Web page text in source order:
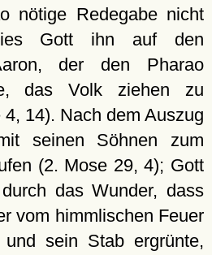
nötige Redegabe nicht
Gott ihn auf den
der den Pharao
das Volk ziehen zu
14). Nach dem Auszug
seinen Söhnen zum
(2. Mose 29, 4); Gott
das Wunder, dass
vom himmlischen Feuer
und sein Stab ergrünte,